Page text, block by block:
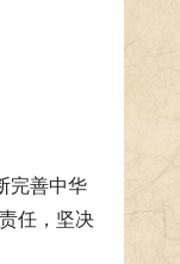
完善中华
任，坚决